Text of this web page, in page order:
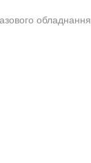
обладнання.